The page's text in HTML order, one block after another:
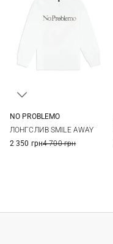
NO PROBLEMO
ЛОНГСЛИВ SMILE AWAY
2 350 грн4 700 грн